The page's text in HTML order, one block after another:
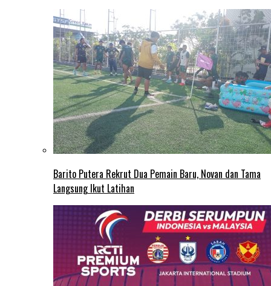
Barito Putera Rekrut Dua Pemain Baru, Novan dan Tama
Langsung Ikut Latihan